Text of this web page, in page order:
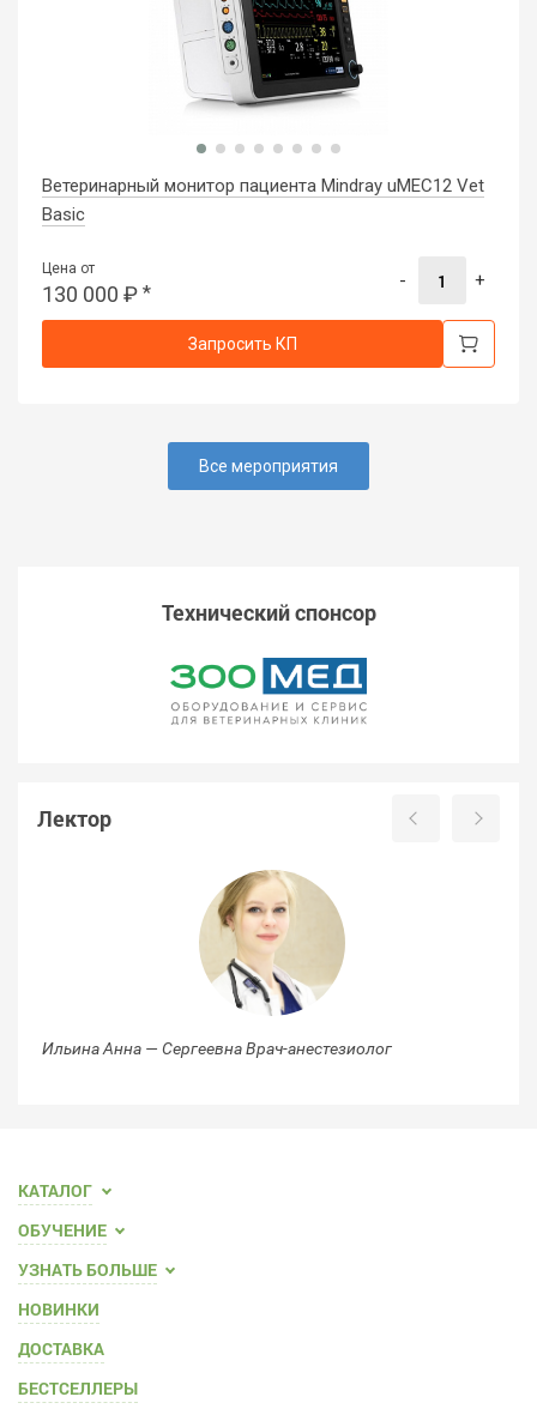
Технический спонсор
Лектор
Ильина Анна — Сергеевна Врач-анестезиолог
Ветеринарный монитор пациента Mindray uMEC12 Vet
Basic
Цена от
130 000 ₽ *
- +
Запросить КП
Все мероприятия
КАТАЛОГ
ОБУЧЕНИЕ
УЗНАТЬ БОЛЬШЕ
НОВИНКИ
ДОСТАВКА
БЕСТСЕЛЛЕРЫ